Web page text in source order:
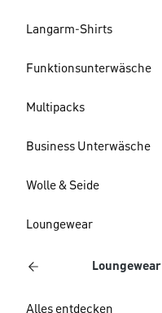
Langarm-Shirts
Funktionsunterwäsche
Multipacks
Business Unterwäsche
Wolle & Seide
Loungewear
Loungewear
Alles entdecken